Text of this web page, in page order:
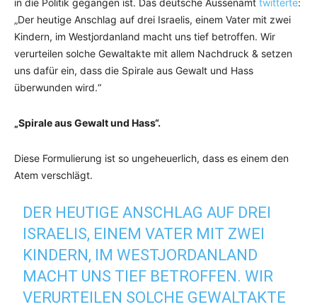
in die Politik gegangen ist. Das deutsche Aussenamt twitterte:
„Der heutige Anschlag auf drei Israelis, einem Vater mit zwei
Kindern, im Westjordanland macht uns tief betroffen. Wir
verurteilen solche Gewaltakte mit allem Nachdruck & setzen
uns dafür ein, dass die Spirale aus Gewalt und Hass
überwunden wird.“
„Spirale aus Gewalt und Hass“.
Diese Formulierung ist so ungeheuerlich, dass es einem den
Atem verschlägt.
DER HEUTIGE ANSCHLAG AUF DREI
ISRAELIS, EINEM VATER MIT ZWEI
KINDERN, IM WESTJORDANLAND
MACHT UNS TIEF BETROFFEN. WIR
VERURTEILEN SOLCHE GEWALTAKTE